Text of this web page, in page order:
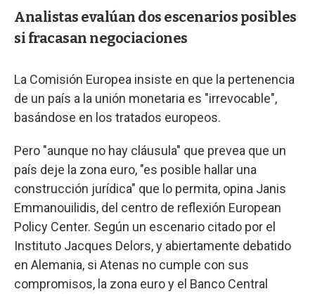
Analistas evalúan dos escenarios posibles
si fracasan negociaciones
La Comisión Europea insiste en que la pertenencia
de un país a la unión monetaria es "irrevocable",
basándose en los tratados europeos.
Pero "aunque no hay cláusula" que prevea que un
país deje la zona euro, "es posible hallar una
construcción jurídica" que lo permita, opina Janis
Emmanouilidis, del centro de reflexión European
Policy Center. Según un escenario citado por el
Instituto Jacques Delors, y abiertamente debatido
en Alemania, si Atenas no cumple con sus
compromisos, la zona euro y el Banco Central